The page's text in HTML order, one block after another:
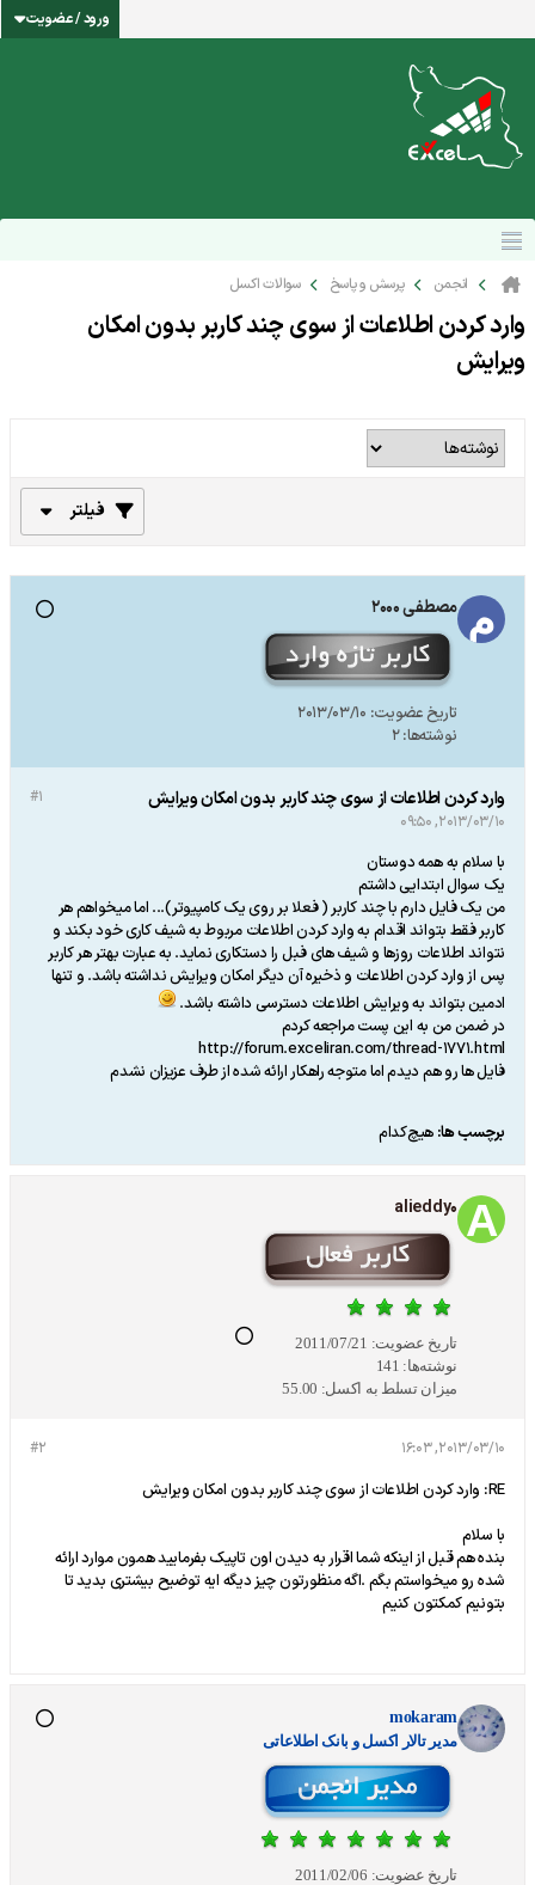
ورود / عضویت
انجمن پرسش و پاسخ سوالات اکسل
وارد کردن اطلاعات از سوی چند کاربر بدون امکان
ویرایش
فیلتر
مصطفی 2000
تاریخ عضویت: 2013/03/10
نوشته‌ها:2
#1 وارد کردن اطلاعات از سوی چند کاربر بدون امکان ویرایش
2013/03/10, 09:50
با سلام به همه دوستان
یک سوال ابتدایی داشتم
من یک فایل دارم با چند کاربر ( فعلا بر روی یک کامپیوتر)... اما میخواهم هر
کاربر فقط بتواند اقدام به وارد کردن اطلاعات مربوط به شیف کاری خود بکند و
نتواند اطلاعات روزها و شیف های فبل را دستکاری نماید. به عبارت بهتر هر کاربر
پس از وارد کردن اطلاعات و ذخیره آن دیگر امکان ویرایش نداشته باشد. و تنها
ادمین بتواند به ویرایش اطلاعات دسترسی داشته باشد.
در ضمن من به این پست مراجعه کردم
http://forum.exceliran.com/thread-1771.html
فایل ها رو هم دیدم اما متوجه راهکار ارائه شده از طرف عزیزان نشدم
برچسب ها: هیچ‌کدام
alieddy0
تاریخ عضویت: 2011/07/21
نوشته‌ها: 141
میزان تسلط به اکسل: 55.00
#2 2013/03/10, 16:03
RE: وارد کردن اطلاعات از سوی چند کاربر بدون امکان ویرایش
با سلام
بنده هم قبل از اینکه شما اقرار به دیدن اون تاپیک بفرمایید همون موارد ارائه
شده رو میخواستم بگم .اگه منظورتون چیز دیگه ایه توضیح بیشتری بدید تا
بتونیم کمکتون کنیم
mokaram
مدير تالار اکسل و بانک اطلاعاتی
تاریخ عضویت: 2011/02/06